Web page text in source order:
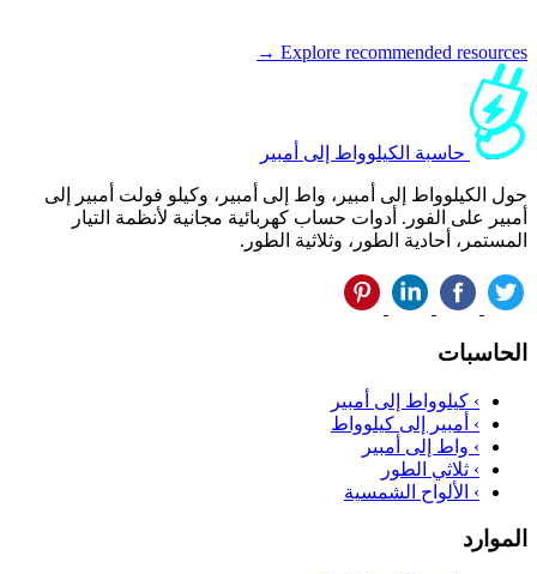
Explore recommended resources →
حاسبة الكيلوواط إلى أمبير
حول الكيلوواط إلى أمبير، واط إلى أمبير، وكيلو فولت أمبير إلى
أمبير على الفور. أدوات حساب كهربائية مجانية لأنظمة التيار
المستمر، أحادية الطور، وثلاثية الطور.
الحاسبات
› كيلوواط إلى أمبير
› أمبير إلى كيلوواط
› واط إلى أمبير
› ثلاثي الطور
› الألواح الشمسية
الموارد